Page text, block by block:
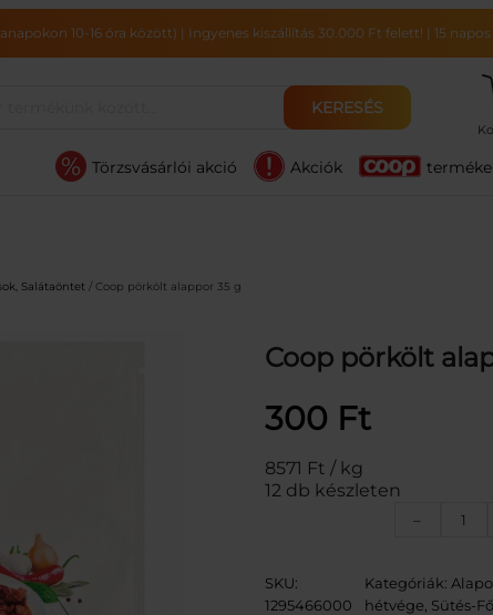
10-16 óra között) | Ingyenes kiszállítás 30.000 Ft felett! | 15
KERESÉS
Törzsvásárlói akció Akciók
Salátaöntet / Coop pörkölt alappor 35 g
Coop pörkölt
300 Ft
8571 Ft / kg
12 db készleten
–
C
P
P
SKU:
1295466000
Kategóriák:
hétvége Sütés-